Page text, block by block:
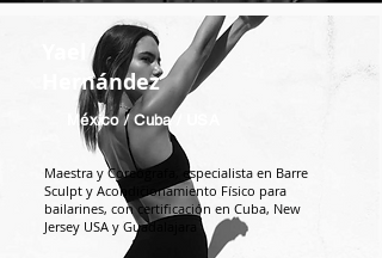
Hernández
México / Cuba / USA
Maestra y Coreógrafa, especialista en Barre
Sculpt y Acondicionamiento Físico para
bailarines, con certificación en Cuba, New
Jersey USA y Guadalajara